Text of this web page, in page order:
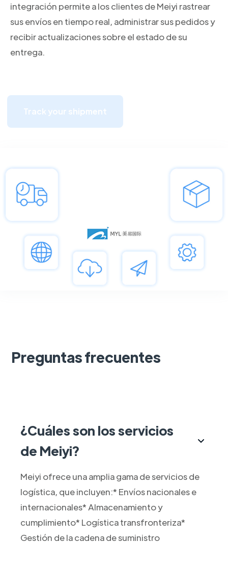
integración permite a los clientes de Meiyi rastrear
sus envíos en tiempo real, administrar sus pedidos y
recibir actualizaciones sobre el estado de su
entrega.
Track your shipment
Preguntas frecuentes
¿Cuáles son los servicios
de Meiyi?
Meiyi ofrece una amplia gama de servicios de
logística, que incluyen:* Envíos nacionales e
internacionales* Almacenamiento y
cumplimiento* Logística transfronteriza*
Gestión de la cadena de suministro